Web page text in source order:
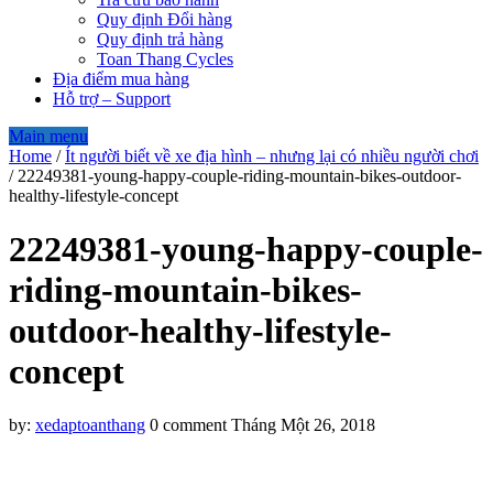
Quy định Đổi hàng
Quy định trả hàng
Toan Thang Cycles
Địa điểm mua hàng
Hỗ trợ – Support
Main menu
Home / Ít người biết về xe địa hình – nhưng lại có nhiều người chơi
/ 22249381-young-happy-couple-riding-mountain-bikes-outdoor-
healthy-lifestyle-concept
22249381-young-happy-couple-
riding-mountain-bikes-
outdoor-healthy-lifestyle-
concept
by: xedaptoanthang 0 comment Tháng Một 26, 2018